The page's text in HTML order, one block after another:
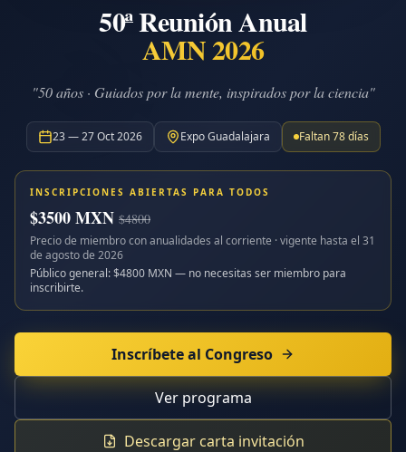
50ª Reunión Anual
AMN 2026
"50 años · Guiados por la mente, inspirados por la ciencia"
23 — 27 Oct 2026 Expo Guadalajara Faltan78días
INSCRIPCIONES ABIERTAS PARA TODOS
$3500MXN $4800
Precio de miembro con anualidades al corriente · vigente hasta el 31
de agosto de 2026
Público general: $4800 MXN — no necesitas ser miembro para
inscribirte.
Inscríbete al Congreso
Ver programa
Descargar carta invitación